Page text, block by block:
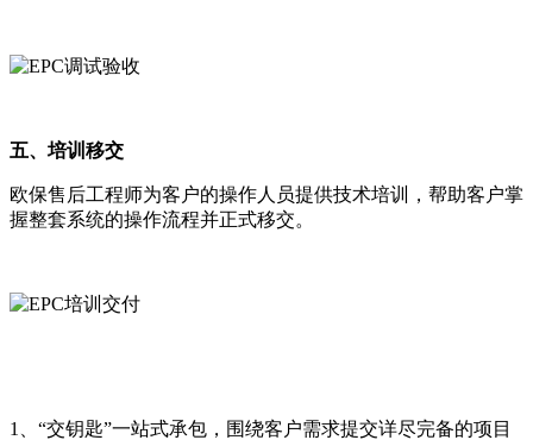
五、培训移交
欧保售后工程师为客户的操作人员提供技术培训，帮助客户掌
握整套系统的操作流程并正式移交。
1、“交钥匙”一站式承包，围绕客户需求提交详尽完备的项目